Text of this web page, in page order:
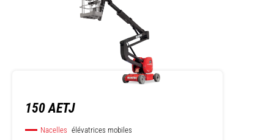
150 AETJ
Nacelles élévatrices mobiles